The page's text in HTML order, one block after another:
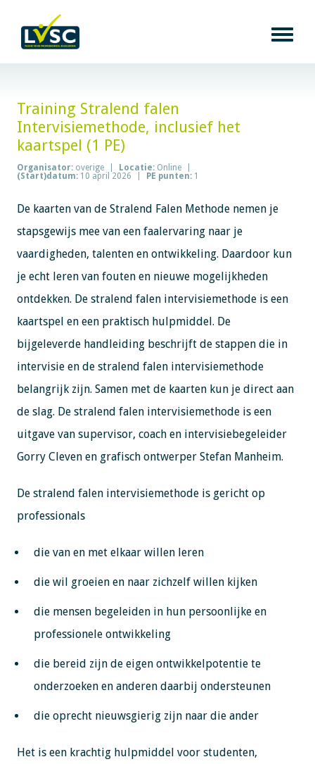
Training Stralend falen
Intervisiemethode, inclusief het
kaartspel (1 PE)
Organisator: overige Locatie: Online
(Start)datum: 10 april 2026 PE punten: 1
De kaarten van de Stralend Falen Methode nemen je
stapsgewijs mee van een faalervaring naar je
vaardigheden, talenten en ontwikkeling. Daardoor kun
je echt leren van fouten en nieuwe mogelijkheden
ontdekken. De stralend falen intervisiemethode is een
kaartspel en een praktisch hulpmiddel. De
bijgeleverde handleiding beschrijft de stappen die in
intervisie en de stralend falen intervisiemethode
belangrijk zijn. Samen met de kaarten kun je direct aan
de slag. De stralend falen intervisiemethode is een
uitgave van supervisor, coach en intervisiebegeleider
Gorry Cleven en grafisch ontwerper Stefan Manheim.
De stralend falen intervisiemethode is gericht op
professionals
die van en met elkaar willen leren
die wil groeien en naar zichzelf willen kijken
die mensen begeleiden in hun persoonlijke en
professionele ontwikkeling
die bereid zijn de eigen ontwikkelpotentie te
onderzoeken en anderen daarbij ondersteunen
die oprecht nieuwsgierig zijn naar die ander
Het is een krachtig hulpmiddel voor studenten,